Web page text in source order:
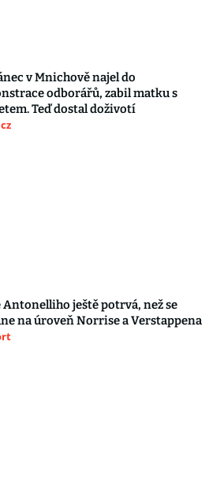
v Mnichově najel do
odborářů, zabil matku s
Teď dostal doživotí
Antonelliho ještě potrvá, než se
na úroveň Norrise a Verstappena